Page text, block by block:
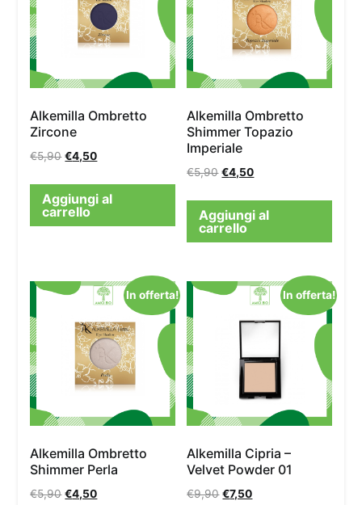
Alkemilla Ombretto
Zircone
€5,90 €4,50
Aggiungi al
carrello
Alkemilla Ombretto
Shimmer Topazio
Imperiale
€5,90 €4,50
Aggiungi al
carrello
In offerta!
Alkemilla Ombretto
Shimmer Perla
€5,90 €4,50
In offerta!
Alkemilla Cipria –
Velvet Powder 01
€9,90 €7,50